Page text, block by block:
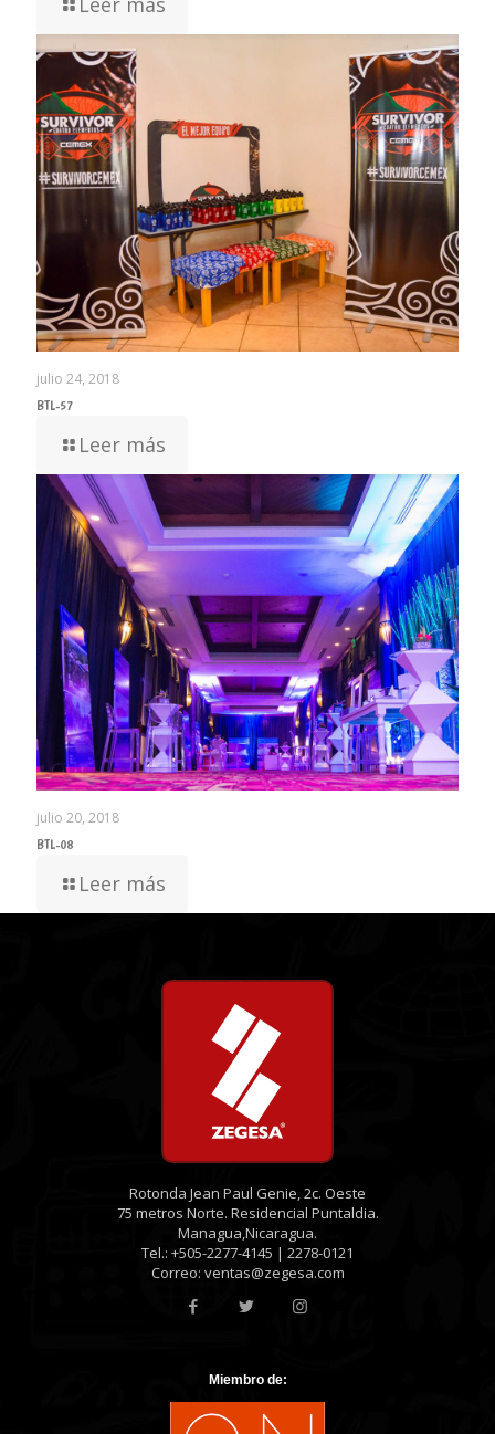
julio 24, 2018
BTL-57
Leer más
julio 20, 2018
BTL-08
Leer más
Rotonda Jean Paul Genie, 2c. Oeste
75 metros Norte. Residencial Puntaldia.
Managua,Nicaragua.
Tel.: +505-2277-4145 | 2278-0121
Correo: ventas@zegesa.com
Miembro de: